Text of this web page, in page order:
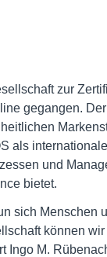
zur
gegangen. Der
als
und
bietet.
sich Menschen
können
Ingo M.